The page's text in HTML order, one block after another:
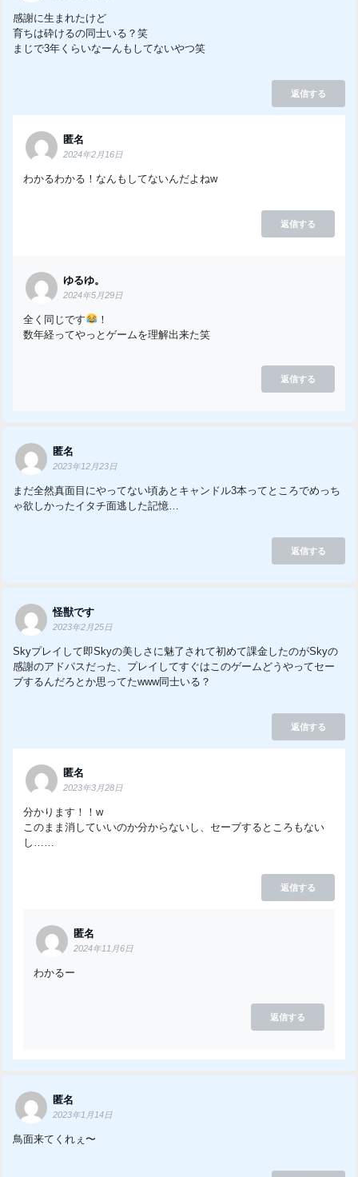
感謝に生まれたけど
育ちは砕けるの同士いる？笑
まじで3年くらいなーんもしてないやつ笑
返信する
匿名
2024年2月16日
わかるわかる！なんもしてないんだよねw
返信する
ゆるゆ。
2024年5月29日
全く同じです
！
数年経ってやっとゲームを理解出来た笑
返信する
匿名
2023年12月23日
まだ全然真面目にやってない頃あとキャンドル3本ってところでめっち
ゃ欲しかったイタチ面逃した記憶…​
返信する
怪獣です
2023年2月25日
Skyプレイして即Skyの美しさに魅了されて初めて課金したのがSkyの
感謝のアドパスだった、プレイしてすぐはこのゲームどうやってセー
ブするんだろとか思ってたwww同士いる？
返信する
匿名
2023年3月28日
分かります！！w
このまま消していいのか分からないし、セーブするところもない
し……
返信する
匿名
2024年11月6日
わかるー
返信する
匿名
2023年1月14日
鳥面来てくれぇ〜